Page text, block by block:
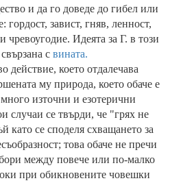
и да го доведе до гибел или
гордост, завист, гняв, ленност,
чревоугодие. Идеята за Г. в този
с вината.
действие, което отдалечава
му природа, което обаче е
източни и езотерични
случаи се твърди, че "грях не
като се споделя схващането за
това обаче не пречи
между повече или по-малко
при обикновените човешки